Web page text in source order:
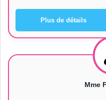
Plus de détails
Mme